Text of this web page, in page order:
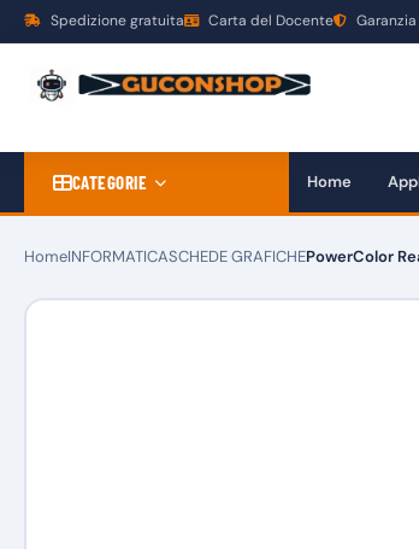
Spedizione gratuita Carta del Docente
CATEGORIE Home
HomeINFORMATICASCHEDE GRAFICHEPowerColor